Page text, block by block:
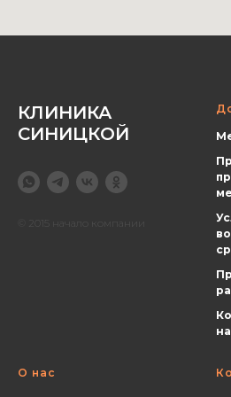
КЛИНИКА
СИНИЦКОЙ
© 2015 начало компании
О нас